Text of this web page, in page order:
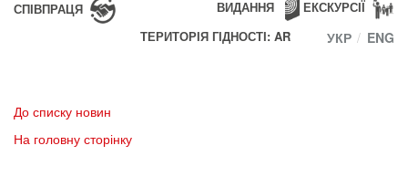
Пошук
СПІВПРАЦЯ ЕКСКУРСІЇ
ВИДАННЯ
ТЕРИТОРІЯ ГІДНОСТІ: AR
УКР ENG
До списку новин
На головну сторінку